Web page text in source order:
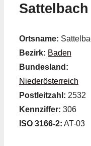
Sattelbach
Ortsname:
Bezirk: Baden
Bundesland:
Niederösterreich
Postleitzahl: 2532
Kennziffer: 306
ISO 3166-2: AT-03